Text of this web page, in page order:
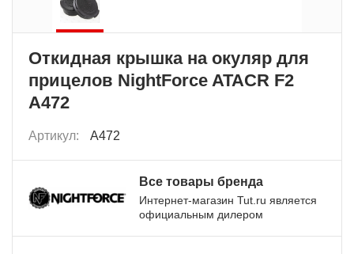
Откидная крышка на окуляр для
прицелов NightForce ATACR F2
A472
Артикул: A472
Все товары бренда
Интернет-магазин Tut.ru является
официальным дилером